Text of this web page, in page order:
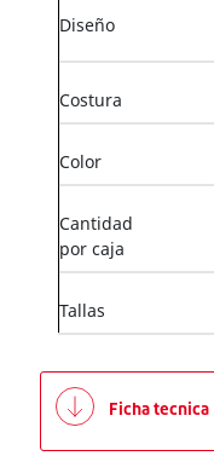
Diseño
Costura
Color
Cantidad
por caja
Tallas
Ficha tecnica